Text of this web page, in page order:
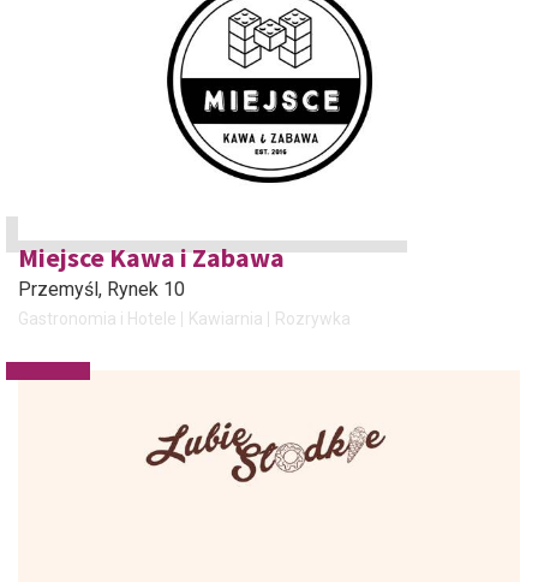
Miejsce Kawa i Zabawa
Przemyśl, Rynek 10
Gastronomia i Hotele Kawiarnia Rozrywka